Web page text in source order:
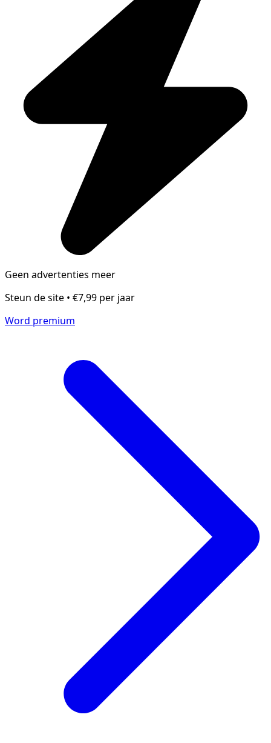
Geen advertenties meer
Steun de site • €7,99 per jaar
Word premium